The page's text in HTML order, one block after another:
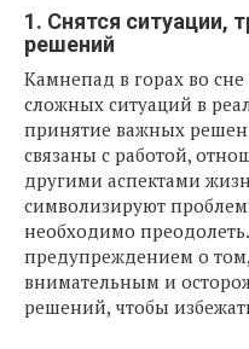
1. Снятся ситуации,
решений
Камнепад в горах во
сложных ситуаций в
принятие важных
связаны с работой,
другими аспектами
символизируют
необходимо
предупреждением о
внимательным и
решений, чтобы